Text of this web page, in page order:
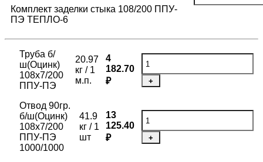
Комплект заделки стыка 108/200 ППУ-
ПЭ ТЕПЛО-6
Труба б/
ш(Оцинк)
108х7/200
ППУ-ПЭ
20.97
кг / 1
м.п.
4
182.70
₽
+
Отвод 90гр.
б/ш(Оцинк)
108х7/200
ППУ-ПЭ
1000/1000
41.9
кг / 1
шт
13
125.40
₽
+